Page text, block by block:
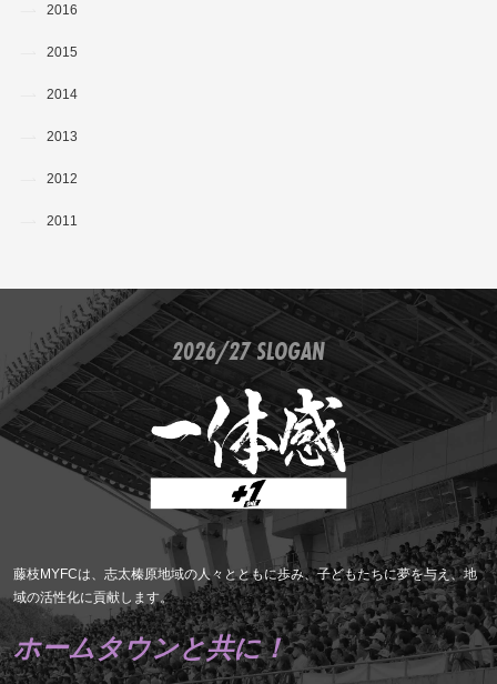
2016
2015
2014
2013
2012
2011
2026/27 SLOGAN
藤枝MYFCは、志太榛原地域の人々とともに歩み、子どもたちに夢を与え、地
域の活性化に貢献します。
ホームタウンと共に！